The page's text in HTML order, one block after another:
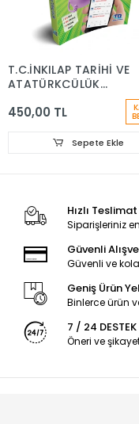
T.C.İNKILAP TARİHİ VE
ATATÜRKÇÜLÜK
450,00 TL
Sepete Ekle
Hızlı Teslimat
Siparişleriniz
Güvenli
Güvenli ve
Geniş Ürün
Binlerce ürün
7 / 24 DESTEK
Öneri ve